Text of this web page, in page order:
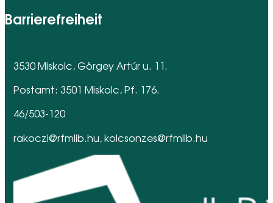
Barrierefreiheit
3530 Miskolc, Görgey Artúr u. 11.
Postamt: 3501 Miskolc, Pf. 176.
46/503-120
rakoczi@rfmlib.hu, kolcsonzes@rfmlib.hu